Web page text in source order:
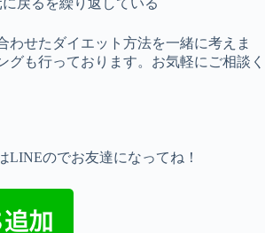
わせたダイエット方法を一緒に考えま
グも行っております。お気軽にご相談く
LINEのでお友達になってね！